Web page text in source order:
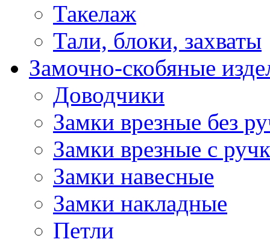
Такелаж
Тали, блоки, захваты
Замочно-скобяные
Доводчики
Замки врезные без
Замки врезные с
Замки навесные
Замки накладные
Петли